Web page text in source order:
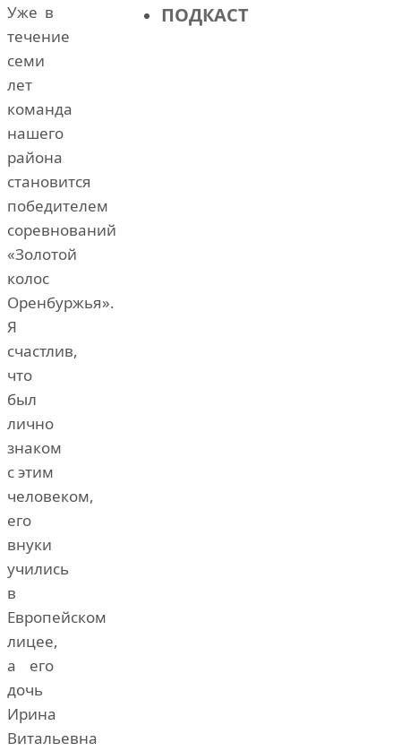
Уже в
течение
семи
лет
команда
нашего
района
становится
победителем
соревнований
«Золотой
колос
Оренбуржья».
Я
счастлив,
что
был
лично
знаком
с этим
человеком,
его
внуки
учились
в
Европейском
лицее,
а его
дочь
Ирина
Витальевна
ПОДКАСТ